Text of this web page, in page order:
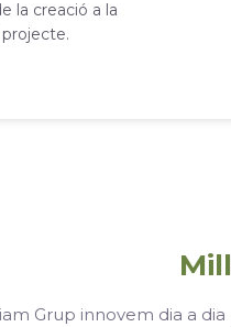
la creació a la
Grup innovem dia a